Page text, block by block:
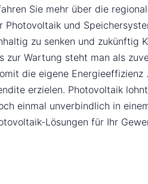
Sie mehr über die
und
zu senken und
Wartung steht man als
die eigene
erzielen. Photovoltaik
einmal unverbindlich in
Lösungen für Ihr